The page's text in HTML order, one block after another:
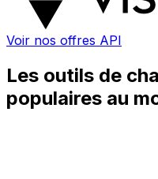
Voir nos offres API
Les outils de
populaires au